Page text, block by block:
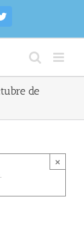
Twitter
de
×